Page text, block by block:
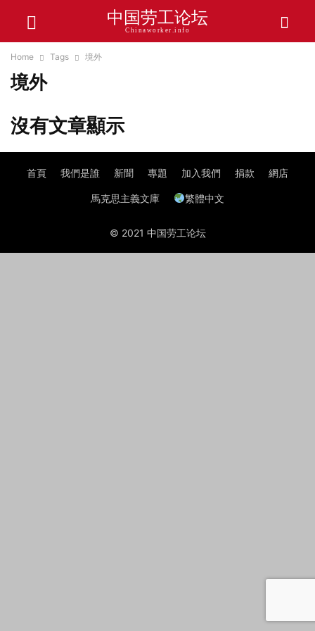
中国劳工论坛
Chinaworker.info
Home Tags 境外
境外
沒有文章顯示
首頁 我們是誰 新聞 專題 加入我們 捐款 網店
馬克思主義文庫 繁體中文
© 2021 中国劳工论坛